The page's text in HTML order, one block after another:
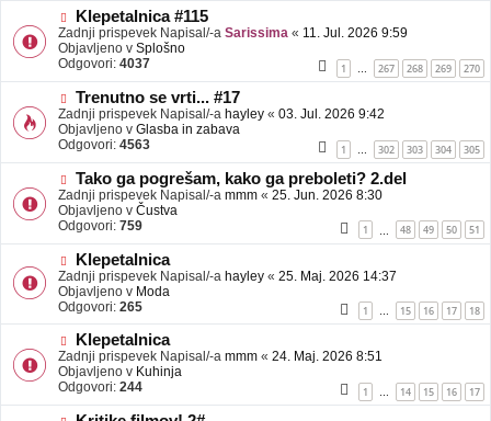
b
a
v
e
N
o
v
e
b
a
v
e
Klepetalnica #115
Zadnji prispevek Napisal/-a Sarissima « 11. Jul. 2026 9:59
Objavljeno v Splošno
Odgovori: 4037 1 … 267 268 269 270
N
o
v
e
b
a
v
e
Trenutno se vrti... #17
Zadnji prispevek Napisal/-a hayley « 03. Jul. 2026 9:42
Objavljeno v Glasba in zabava
Odgovori: 4563 1 302 303 304 305
N
o
v
e
o
b
a
v
e
Tako ga pogrešam, kako ga preboleti? 2.del
Zadnji prispevek Napisal/-a mmm « 25. Jun. 2026 8:30
Objavljeno v Čustva
Odgovori: 759 1 48 49 50 51
N
o
v
e
o
b
a
v
e
Klepetalnica
Zadnji prispevek Napisal/-a hayley « 25. Maj. 2026 14:37
Objavljeno v Moda
Odgovori: 265 1 … 15 16 17 18
N
o
v
e
b
Klepetalnica
Zadnji prispevek Napisal/-a mmm « 24. Maj. 2026 8:51
Objavljeno v Kuhinja
Odgovori: 244 1 … 14 15 16 17